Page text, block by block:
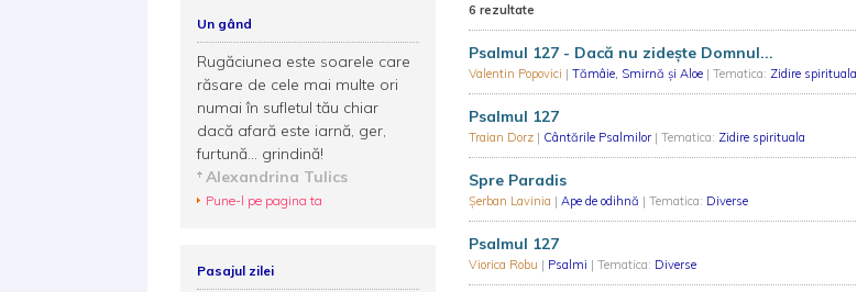
6 rezultate
Psalmul 127 - Dacă nu zidește Domnul...
Valentin Popovici | Tămâie, Smirnă și Aloe | Tematica: Zidire spirituala
Psalmul 127
Traian Dorz | Cântările Psalmilor | Tematica: Zidire spirituala
Spre Paradis
Şerban Lavinia | Ape de odihnă | Tematica: Diverse
Psalmul 127
Viorica Robu | Psalmi | Tematica: Diverse
Un gând
Rugăciunea este soarele care
răsare de cele mai multe ori
numai în sufletul tău chiar
dacă afară este iarnă, ger,
furtună... grindină!
Alexandrina Tulics
Pune-l pe pagina ta
Pasajul zilei